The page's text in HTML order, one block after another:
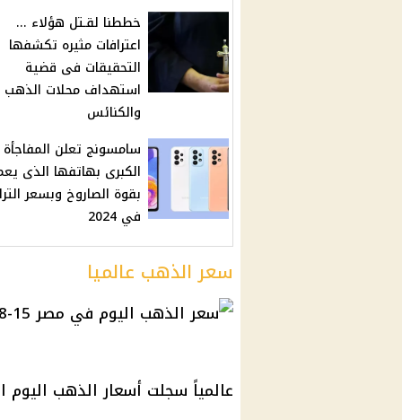
خططنا لقـتل هؤلاء ...
اعترافات مثيره تكشفها
التحقيقات فى قضية
استهداف محلات الذهب
والكنائس
سامسونج تعلن المفاجأة
الكبرى بهاتفها الذى
بقوة الصاروخ وبسعر
في 2024
سعر الذهب عالميا
عالمياً سجلت أسعار الذهب اليوم الاثنين 19 أغسطس 2024 نحو